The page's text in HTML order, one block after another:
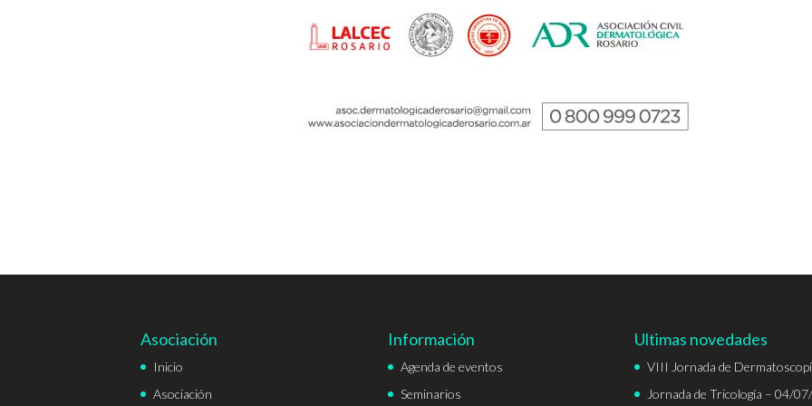
Asociación
Inicio
Asociación
Información
Agenda de eventos
Seminarios
Ultimas novedades
VIII Jornada de
Jornada de Tricología – 04/